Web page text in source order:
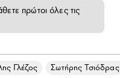
πρώτοι όλες τις
Γλέζος
Σωτήρης Τσιόδρας